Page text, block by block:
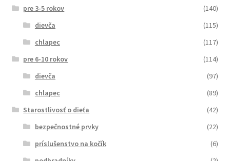
pre 3-5 rokov
(140)
dievča
(115)
chlapec
(117)
pre 6-10 rokov
(114)
dievča
(97)
chlapec
(89)
Starostlivosť o dieťa
(42)
bezpečnostné prvky
(22)
príslušenstvo na kočík
(6)